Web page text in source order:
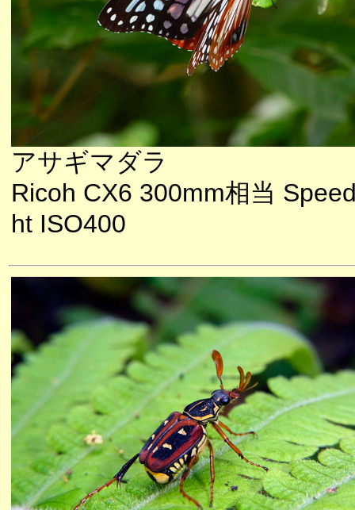
アサギマダラ
Ricoh CX6 300mm相当
ht ISO400